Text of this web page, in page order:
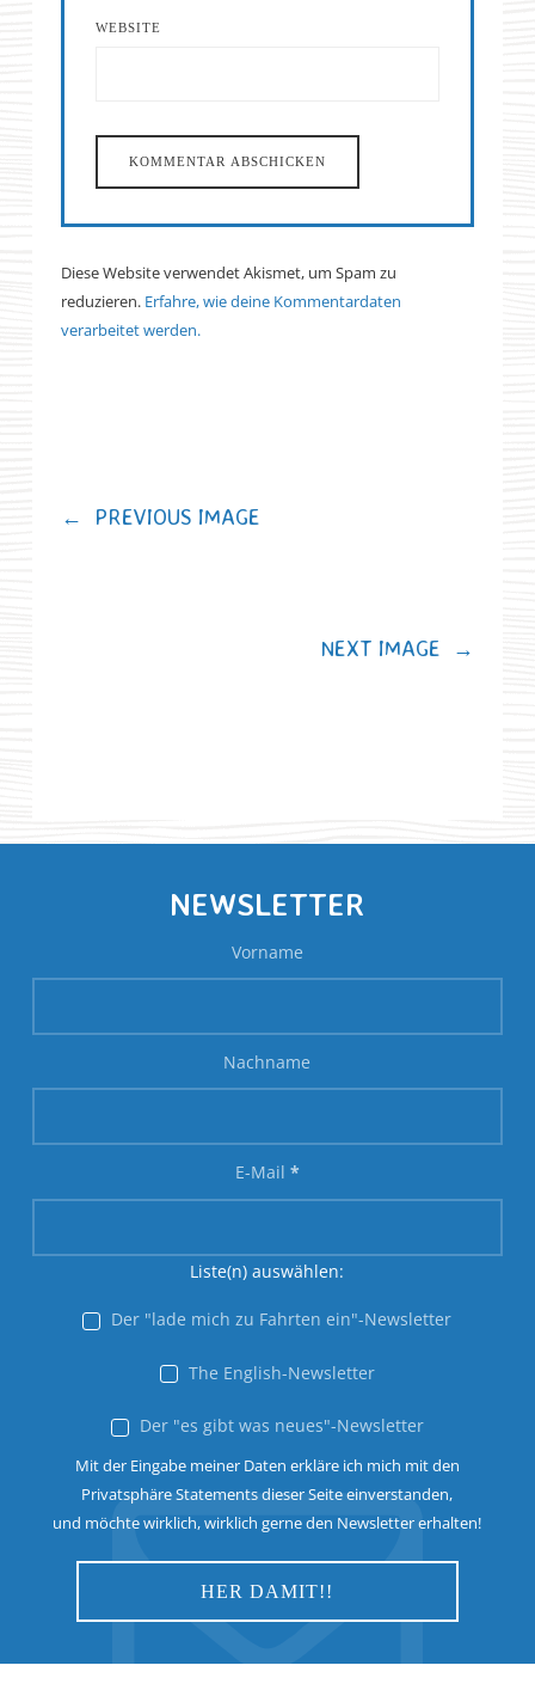
WEBSITE
Diese Website verwendet Akismet, um Spam zu
reduzieren. Erfahre, wie deine Kommentardaten
verarbeitet werden.
← PREVIOUS IMAGE
NEXT IMAGE →
NEWSLETTER
Vorname
Nachname
E-Mail *
Liste(n) auswählen:
Der "lade mich zu Fahrten ein"-Newsletter
The English-Newsletter
Der "es gibt was neues"-Newsletter
Mit der Eingabe meiner Daten erkläre ich mich mit den
Privatsphäre Statements dieser Seite einverstanden,
und möchte wirklich, wirklich gerne den Newsletter erhalten!